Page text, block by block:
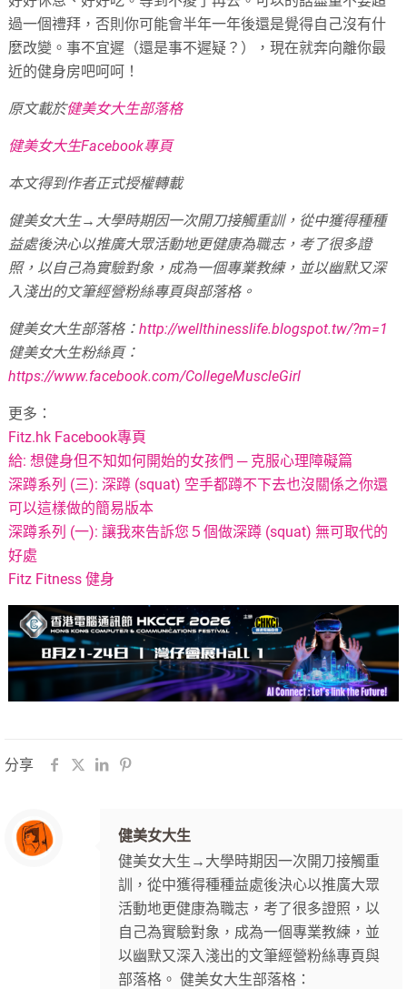
過一個禮拜，否則你可能會半年一年後還是覺得自己沒有什
麼改變。事不宜遲（還是事不遲疑？），現在就奔向離你最
近的健身房吧呵呵！
原文載於健美女大生部落格
健美女大生Facebook專頁
本文得到作者正式授權轉載
健美女大生→大學時期因一次開刀接觸重訓，從中獲得種種
益處後決心以推廣大眾活動地更健康為職志，考了很多證
照，以自己為實驗對象，成為一個專業教練，並以幽默又深
入淺出的文筆經營粉絲專頁與部落格。
健美女大生部落格：http://wellthinesslife.blogspot.tw/?m=1
健美女大生粉絲頁：
https://www.facebook.com/CollegeMuscleGirl
更多：
Fitz.hk Facebook專頁
給: 想健身但不知如何開始的女孩們 ─ 克服心理障礙篇
深蹲系列 (三): 深蹲 (squat) 空手都蹲不下去也沒關係之你還
可以這樣做的簡易版本
深蹲系列 (一): 讓我來告訴您５個做深蹲 (squat) 無可取代的
好處
Fitz Fitness 健身
分享
健美女大生
健美女大生→大學時期因一次開刀接觸重
訓，從中獲得種種益處後決心以推廣大眾
活動地更健康為職志，考了很多證照，以
自己為實驗對象，成為一個專業教練，並
以幽默又深入淺出的文筆經營粉絲專頁與
部落格。 健美女大生部落格：